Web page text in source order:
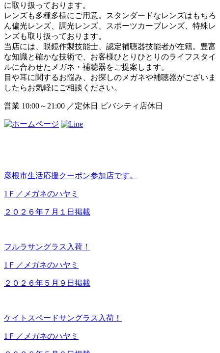
に取り扱っております。
レンズも多種多様にご用意。スタンダードなレンズはもちろ
ん偏光レンズ、調光レンズ、スポーツカーブレンズ、特殊レ
ンズも取り扱っております。
当店には、眼鏡作製技能士、認定補聴器技能者が在籍。豊富
な知識と確かな技術で、お客様ひとりひとりのライフスタイ
ルに合わせたメガネ・補聴器をご提案します。
目や耳に関するお悩み、お探しのメガネや補聴器がございま
したらお気軽にご相談ください。
営業 10:00～21:00 ／定休日 ビバシティ店休日
彦根市生活応援クーポン参加店です。
1Ｆ／メガネのハヤミ
２０２６年７月１日掲載
フルラサングラス入荷！
1Ｆ／メガネのハヤミ
２０２６年５月９日掲載
ケイトスペードサングラス入荷！
1Ｆ／メガネのハヤミ